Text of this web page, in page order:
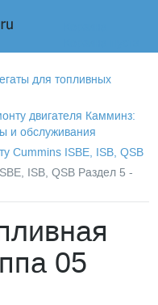
для топливных
двигателя Камминз:
и обслуживания
Cummins ISBE, ISB, QSB
ISB, QSB Раздел 5 -
05